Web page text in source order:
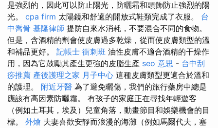
是強烈的，因此可以防止陽光，防曬霜和頭飾防止強烈的陽
光。 cpa firm 太陽鏡和舒適的開放式鞋類完成了衣服。 台
中喬骨 基隆律師 提防自來水消耗，不要混合不同的食物。
但是，含酒精的劑會使皮膚過多乾燥，從而使皮膚類型的溫
和補品更好。 記帳士 衝刺班 油性皮膚不適合酒精的干燥作
用，因為它鼓勵其產生更強的皮脂生產 seo 意思 - 台中刮
痧推薦 產後護理之家 月子中心 這種皮膚類型更適合於溫和
的護理。 附近牙醫 為了避免曬傷，我們的旅行藥房中總是
應該有高因素防曬霜。 有孩子的家庭正在尋找年輕遊客
（例如土耳其，埃及）兒童角落，動畫節目和娛樂機會的目
標。 外燴 夫妻喜歡安靜而浪漫的海灘（例如馬爾代夫，塞